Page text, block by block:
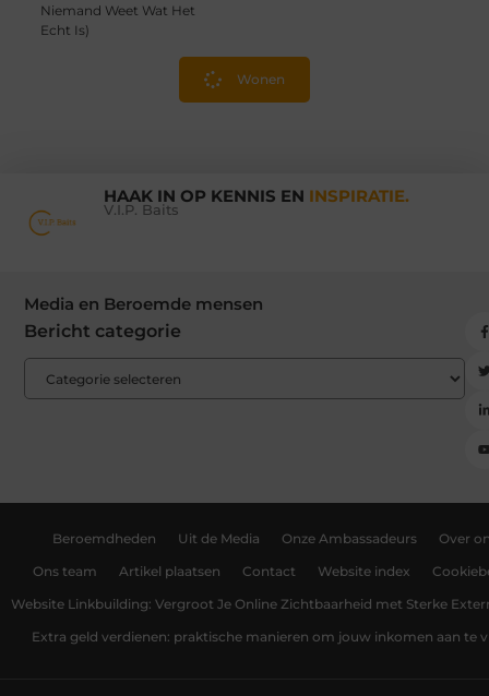
Niemand Weet Wat Het
Echt Is)
Wonen
HAAK IN OP KENNIS EN INSPIRATIE.
V.I.P. Baits
Media en Beroemde mensen
Bericht categorie
Beroemdheden Uit de Media Onze Ambassadeurs Over
Ons team Artikel plaatsen Contact Website index
Website Linkbuilding: Vergroot Je Online Zichtbaarheid met Sterke
Extra geld verdienen: praktische manieren om jouw inkomen aan te